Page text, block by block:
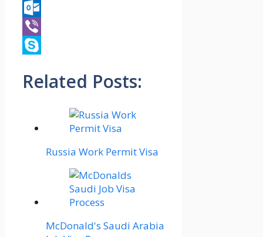
Gmail
Outlook.com
Viber
Related Posts:
Russia Work Permit Visa
McDonald's Saudi Arabia